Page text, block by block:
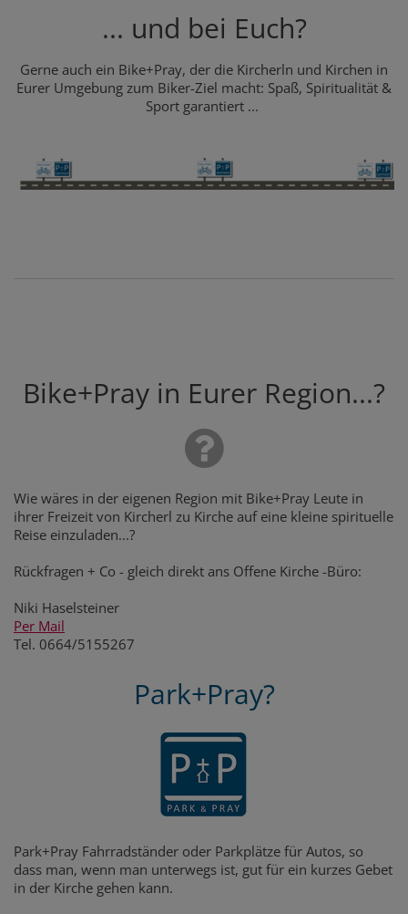
... und bei Euch?
Gerne auch ein Bike+Pray, der die Kircherln und Kirchen in
Eurer Umgebung zum Biker-Ziel macht: Spaß, Spiritualität &
Sport garantiert ...
Bike+Pray in Eurer Region...?
Wie wäres in der eigenen Region mit Bike+Pray Leute in
ihrer Freizeit von Kircherl zu Kirche auf eine kleine spirituelle
Reise einzuladen...?
Rückfragen + Co - gleich direkt ans Offene Kirche -Büro:
Niki Haselsteiner
Per Mail
Tel. 0664/5155267
Park+Pray?
Park+Pray Fahrradständer oder Parkplätze für Autos, so
dass man, wenn man unterwegs ist, gut für ein kurzes Gebet
in der Kirche gehen kann.